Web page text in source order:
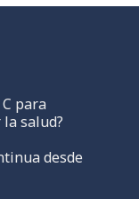
para
salud?
desde